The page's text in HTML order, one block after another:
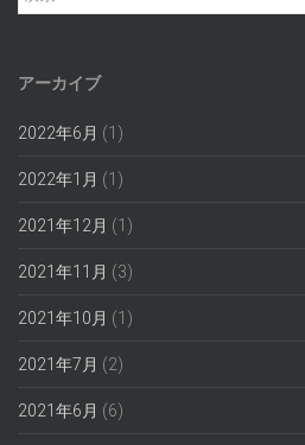
索:
アーカイブ
2022年6月 (1)
2022年1月 (1)
2021年12月 (1)
2021年11月 (3)
2021年10月 (1)
2021年7月 (2)
2021年6月 (6)